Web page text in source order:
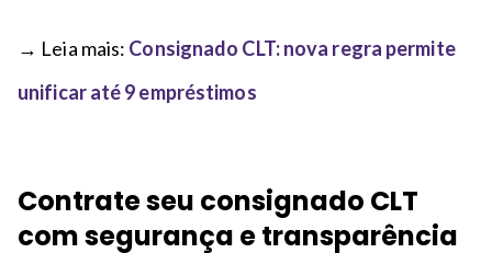
→ Leia mais: Consignado CLT: nova regra permite
unificar até 9 empréstimos
Contrate seu consignado CLT
com segurança e transparência